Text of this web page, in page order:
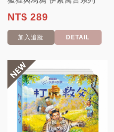
NT$ 289
加入追蹤 DETAIL